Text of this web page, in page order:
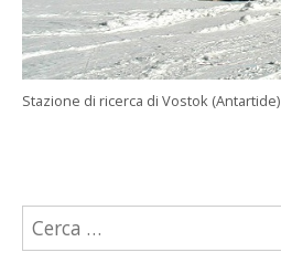
Stazione di ricerca di Vostok (Antartide)
per: